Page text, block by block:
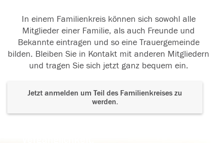
In einem Familienkreis können sich sowohl alle
Mitglieder einer Familie, als auch Freunde und
Bekannte eintragen und so eine Trauergemeinde
bilden. Bleiben Sie in Kontakt mit anderen Mitgliedern
und tragen Sie sich jetzt ganz bequem ein.
Jetzt anmelden um Teil des Familienkreises zu
werden.